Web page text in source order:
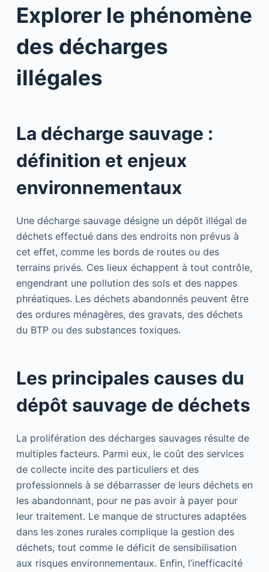
Explorer le phénomène
des décharges
illégales
La décharge sauvage :
définition et enjeux
environnementaux
Une décharge sauvage désigne un dépôt illégal de
déchets effectué dans des endroits non prévus à
cet effet, comme les bords de routes ou des
terrains privés. Ces lieux échappent à tout contrôle,
engendrant une pollution des sols et des nappes
phréatiques. Les déchets abandonnés peuvent être
des ordures ménagères, des gravats, des déchets
du BTP ou des substances toxiques.
Les principales causes du
dépôt sauvage de déchets
La prolifération des décharges sauvages résulte de
multiples facteurs. Parmi eux, le coût des services
de collecte incite des particuliers et des
professionnels à se débarrasser de leurs déchets en
les abandonnant, pour ne pas avoir à payer pour
leur traitement. Le manque de structures adaptées
dans les zones rurales complique la gestion des
déchets, tout comme le déficit de sensibilisation
aux risques environnementaux. Enfin, l’inefficacité